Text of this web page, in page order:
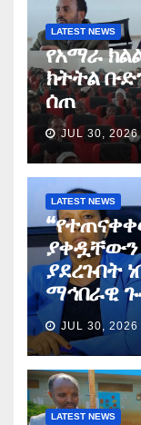
LATEST NEWS
የአማራ
ክትትል
ሰጠ
JUL 30, 2026
LATEST NEWS
ያቀዷቸውን
ያደረጉበት
ማኅበራዊ
JUL 30, 2026
LATEST NEWS